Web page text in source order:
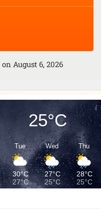
on August 6, 2026
25°C
Tue
30°C
27°C
Wed
27°C
25°C
Thu
28°C
25°C